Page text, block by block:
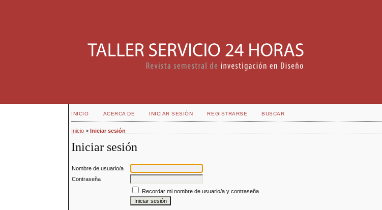
INICIO ACERCA DE INICIAR SESIÓN REGISTRARSE BUSCAR
Inicio >Iniciar sesión
Iniciar sesión
Nombre de usuario/a
Contraseña
Recordar mi nombre de usuario/a y contraseña